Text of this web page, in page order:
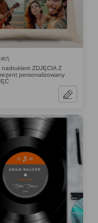
ZDJĘCIA Z
personalizowany